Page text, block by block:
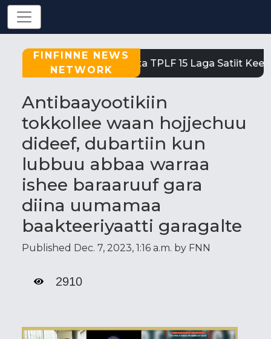
FINFINNE NEWS
NETWORK
Tigray: Reeffi Loltoota TPLF 15 Laga Satiit Keessatti
Antibaayootikiin
tokkollee waan hojjechuu
dideef, dubartiin kun
lubbuu abbaa warraa
ishee baraaruuf gara
diina uumamaa
baakteeriyaatti garagalte
Published Dec. 7, 2023, 1:16 a.m. by FNN
2910